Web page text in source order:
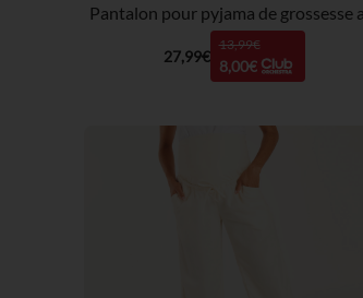
27,99€
13,99€
8,00€